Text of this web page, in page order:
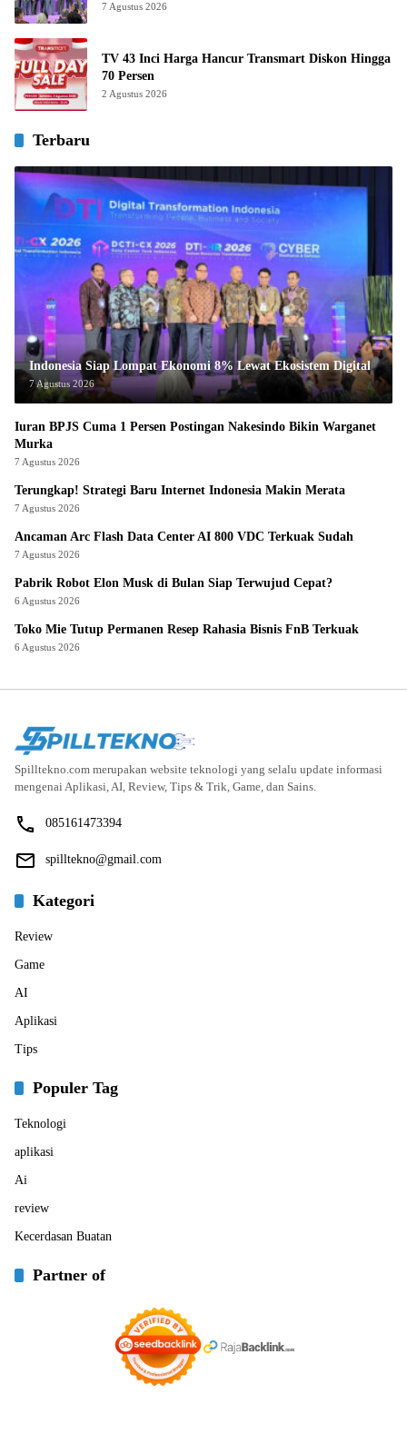
7 Agustus 2026
TV 43 Inci Harga Hancur Transmart Diskon Hingga
70 Persen
2 Agustus 2026
Terbaru
Indonesia Siap Lompat Ekonomi 8% Lewat Ekosistem Digital
7 Agustus 2026
Iuran BPJS Cuma 1 Persen Postingan Nakesindo Bikin Warganet
Murka
7 Agustus 2026
Terungkap! Strategi Baru Internet Indonesia Makin Merata
7 Agustus 2026
Ancaman Arc Flash Data Center AI 800 VDC Terkuak Sudah
7 Agustus 2026
Pabrik Robot Elon Musk di Bulan Siap Terwujud Cepat?
6 Agustus 2026
Toko Mie Tutup Permanen Resep Rahasia Bisnis FnB Terkuak
6 Agustus 2026
Spilltekno.com merupakan website teknologi yang selalu update informasi
mengenai Aplikasi, AI, Review, Tips & Trik, Game, dan Sains.
085161473394
spilltekno@gmail.com
Kategori
Review
Game
AI
Aplikasi
Tips
Populer Tag
Teknologi
aplikasi
Ai
review
Kecerdasan Buatan
Partner of